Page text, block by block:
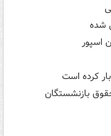
شده
اسپور
کرده است
بازنشستگان